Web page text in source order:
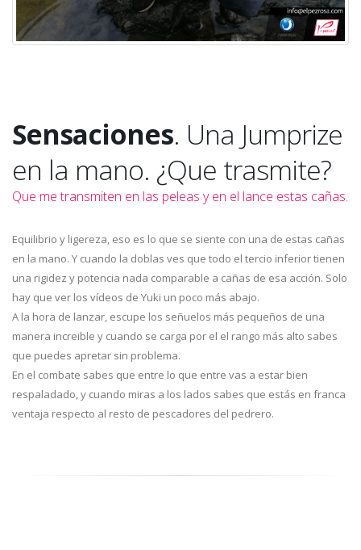
Sensaciones. Una Jumprize
en la mano. ¿Que trasmite?
Que me transmiten en las peleas y en el lance estas cañas.
Equilibrio y ligereza, eso es lo que se siente con una de estas cañas
en la mano. Y cuando la doblas ves que todo el tercio inferior tienen
una rigidez y potencia nada comparable a cañas de esa acción. Solo
hay que ver los vídeos de Yuki un poco más abajo.
A la hora de lanzar, escupe los señuelos más pequeños de una
manera increible y cuando se carga por el el rango más alto sabes
que puedes apretar sin problema.
En el combate sabes que entre lo que entre vas a estar bien
respaladado, y cuando miras a los lados sabes que estás en franca
ventaja respecto al resto de pescadores del pedrero.